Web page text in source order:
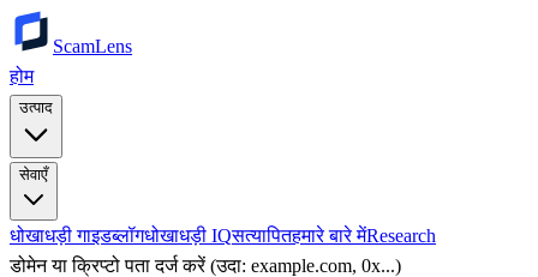
ScamLens
होम
उत्पाद
सेवाएँ
धोखाधड़ी गाइडब्लॉगधोखाधड़ी IQसत्यापितहमारे बारे मेंResearch
डोमेन या क्रिप्टो पता दर्ज करें (उदा: example.com, 0x...)